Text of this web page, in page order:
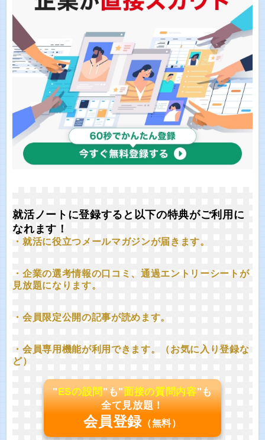
就活ノートに登録すると以下の特典がご利用に
なれます！
・就活に役立つメールマガジンが届きます。
・企業の選考情報の口コミ、通過エントリーシートが
見放題になります。
・会員限定公開の記事が読めます。
・会員専用機能が利用できます。（お気に入り登録な
ど）
"ESの設問"も"面接の質問内容"も
全て見放題！
会員登録 （無料）